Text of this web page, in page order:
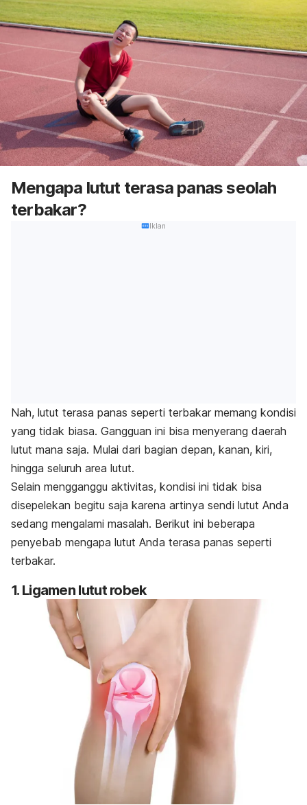
Mengapa lutut terasa panas seolah
terbakar?
Iklan
Nah, lutut terasa panas seperti terbakar memang kondisi
yang tidak biasa. Gangguan ini bisa menyerang daerah
lutut mana saja. Mulai dari bagian depan, kanan, kiri,
hingga seluruh area lutut.
Selain mengganggu aktivitas, kondisi ini tidak bisa
disepelekan begitu saja karena artinya sendi lutut Anda
sedang mengalami masalah. Berikut ini beberapa
penyebab mengapa lutut Anda terasa panas seperti
terbakar.
1. Ligamen lutut robek